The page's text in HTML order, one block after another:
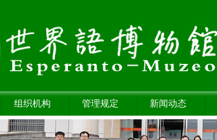
组织机构 管理规定 新闻动态